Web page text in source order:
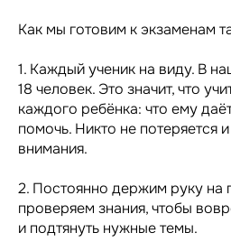
Как мы готовим к экзаменам
1. Каждый ученик на виду. В
18 человек. Это значит, что
каждого ребёнка: что ему
помочь. Никто не потеряется
внимания.
2. Постоянно держим руку на
проверяем знания, чтобы
и подтянуть нужные темы.